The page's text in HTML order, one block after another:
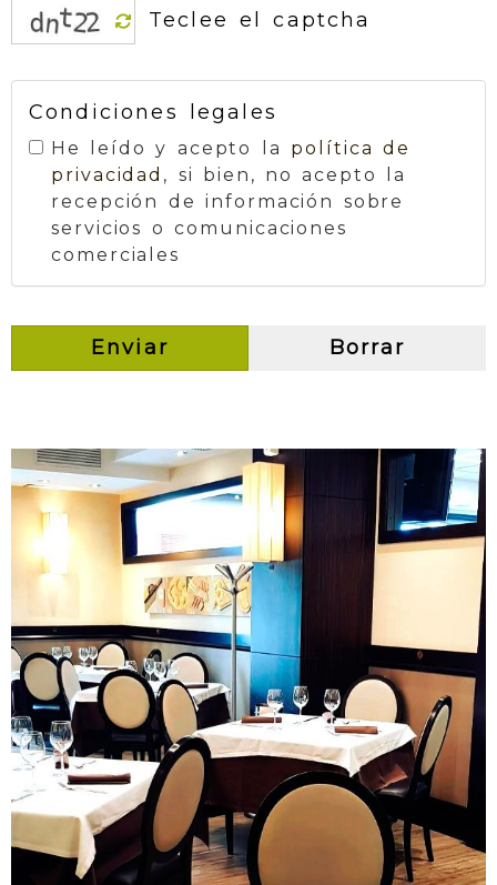
Condiciones legales
He leído y acepto la política de
privacidad , si bien, no acepto la
recepción de información sobre
servicios o comunicaciones
comerciales
Enviar Borrar